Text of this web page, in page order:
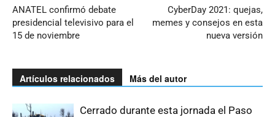
ANATEL confirmó debate
presidencial televisivo para el
15 de noviembre
CyberDay 2021: quejas,
memes y consejos en esta
nueva versión
Artículos relacionados Más del autor
Cerrado durante esta jornada el Paso